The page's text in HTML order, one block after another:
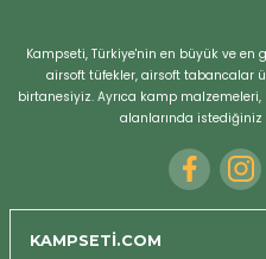
Kampseti, Türkiye'nin en büyük ve en
airsoft tüfekler, airsoft tabancalar
birtanesiyiz. Ayrıca kamp
alanlarında
KAMPSETİ.COM